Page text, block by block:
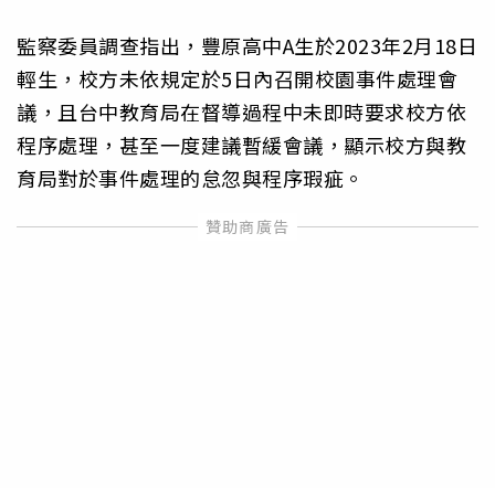
監察委員調查指出，豐原高中A生於2023年2月18日
輕生，校方未依規定於5日內召開校園事件處理會
議，且台中教育局在督導過程中未即時要求校方依
程序處理，甚至一度建議暫緩會議，顯示校方與教
育局對於事件處理的怠忽與程序瑕疵。